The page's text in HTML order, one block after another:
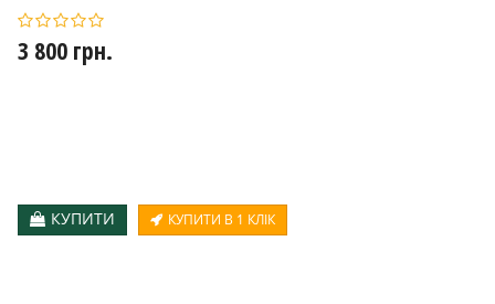
3 800 грн.
КУПИТИ КУПИТИ В 1 КЛІК